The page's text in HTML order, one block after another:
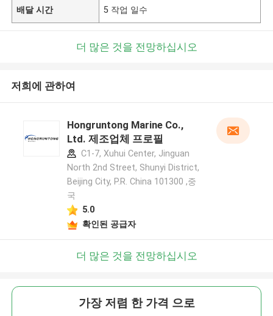
배달 시간 5 작업 일수
더 많은 것을 전망하십시오
저희에 관하여
Hongruntong Marine Co.,
Ltd. 제조업체 프로필
C1-7, Xuhui Center, Jinguan
North 2nd Street, Shunyi District,
Beijing City, P.R. China 101300 ,중
국
5.0
확인된 공급자
더 많은 것을 전망하십시오
가장 저렴 한 가격 으로